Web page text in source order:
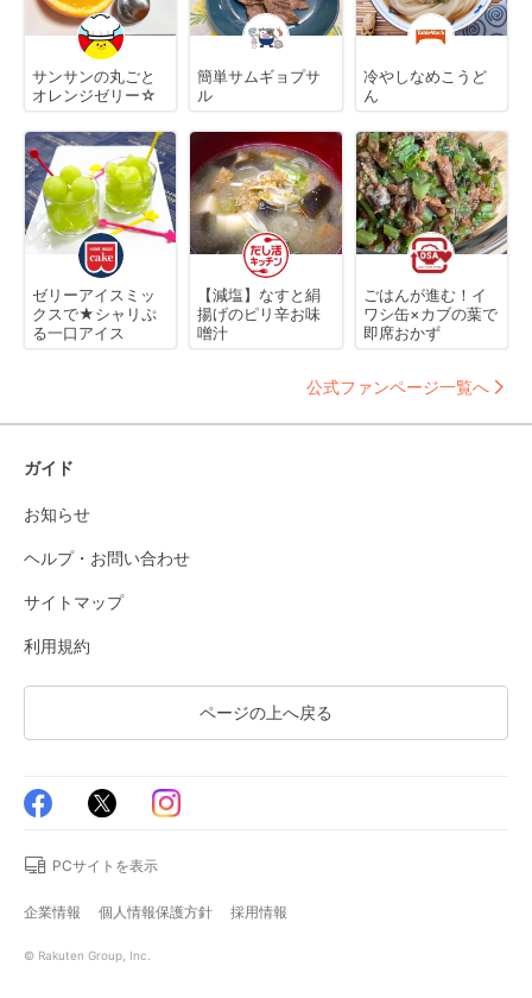
サンサンの丸ごと
オレンジゼリー☆
簡単サムギョプサ
ル
冷やしなめこうど
ん
ゼリーアイスミッ
クスで★シャリぷ
る一口アイス
【減塩】なすと絹
揚げのピリ辛お味
噌汁
ごはんが進む！イ
ワシ缶×カブの葉で
即席おかず
公式ファンページ一覧へ
ガイド
お知らせ
ヘルプ・お問い合わせ
サイトマップ
利用規約
ページの上へ戻る
PCサイトを表示
企業情報 個人情報保護方針 採用情報
© Rakuten Group, Inc.